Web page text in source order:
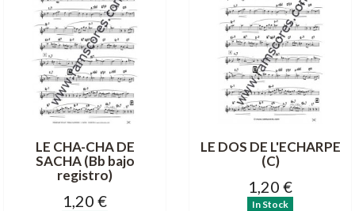
LE CHA-CHA DE
SACHA (Bb bajo
registro)
1,20 €
LE DOS DE L'ECHARPE
(C)
1,20 €
In Stock